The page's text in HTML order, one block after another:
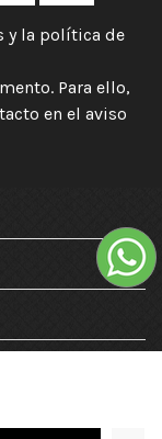
y la política de
Para ello,
en el aviso